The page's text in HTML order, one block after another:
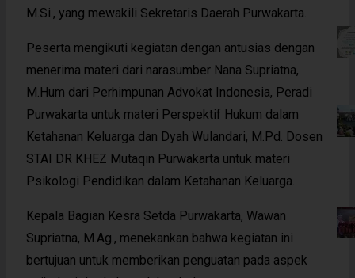
M.Si., yang mewakili Sekretaris Daerah Purwakarta.
Peserta mengikuti kegiatan dengan antusias dengan
menerima materi dari narasumber Nana Supriatna,
M.Hum dari Perhimpunan Advokat Indonesia, Peradi
Purwakarta untuk materi Perspektif Hukum dalam
Ketahanan Keluarga dan Dyah Wulandari, M.Pd. Dosen
STAI DR KHEZ Mutaqin Purwakarta untuk materi
Psikologi Pendidikan dalam Ketahanan Keluarga.
Kepala Bagian Kesra Setda Purwakarta, Wawan
Supriatna, M.Ag., menekankan bahwa kegiatan ini
bertujuan untuk memberikan penguatan pada aspek